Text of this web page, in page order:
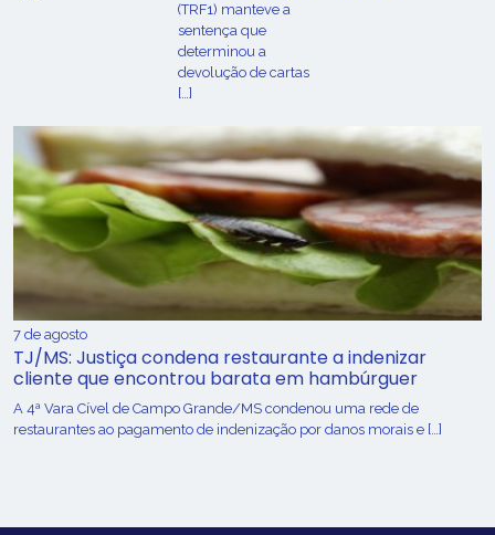
(TRF1) manteve a
sentença que
determinou a
devolução de cartas
[…]
7 de agosto
TJ/MS: Justiça condena restaurante a indenizar
cliente que encontrou barata em hambúrguer
A 4ª Vara Cível de Campo Grande/MS condenou uma rede de
restaurantes ao pagamento de indenização por danos morais e […]